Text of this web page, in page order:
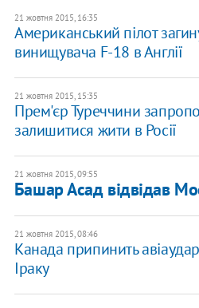
21 жовтня 2015, 16:35
Американський пілот
винищувача F-18 в Англії
21 жовтня 2015, 15:35
Прем'єр Туреччини
залишитися жити в Росії
21 жовтня 2015, 09:55
Башар Асад відвідав
21 жовтня 2015, 08:46
Канада припинить
Іраку